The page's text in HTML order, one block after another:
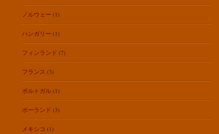
ノルウェー (1)
ハンガリー (1)
フィンランド (7)
フランス (3)
ポルトガル(1)
ポーランド (3)
メキシコ (1)